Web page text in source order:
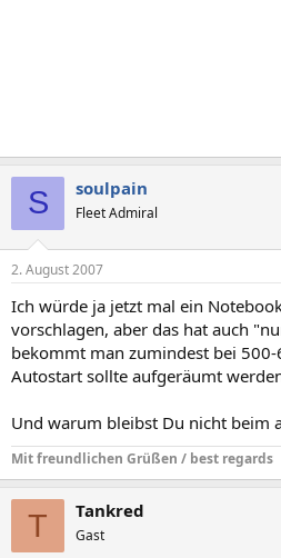
S soulpain
Fleet Admiral
2. August 2007
Ich würde ja jetzt mal ein
vorschlagen, aber das hat auch
bekommt man zumindest bei
Autostart sollte aufgeräumt
Und warum bleibst Du nicht beim
Mit freundlichen Grüßen / best regards
T Tankred
Gast